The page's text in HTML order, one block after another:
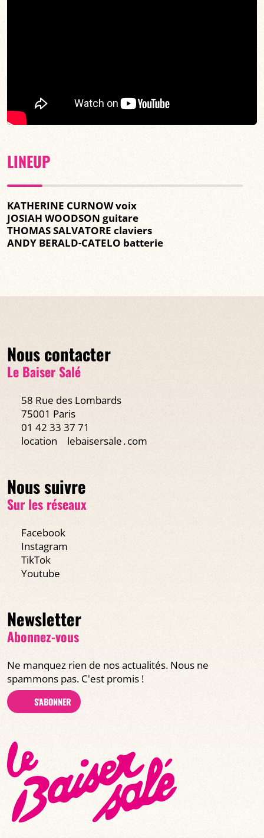
LINEUP
KATHERINE CURNOW voix
JOSIAH WOODSON guitare
THOMAS SALVATORE claviers
ANDY BERALD-CATELO batterie
Nous contacter
Le Baiser Salé
58 Rue des Lombards
75001 Paris
01 42 33 37 71
location
lebaisersale․com
Nous suivre
Sur les réseaux
Facebook
Instagram
TikTok
Youtube
Newsletter
Abonnez-vous
Ne manquez rien de nos actualités. Nous ne
spammons pas. C'est promis !
S'ABONNER